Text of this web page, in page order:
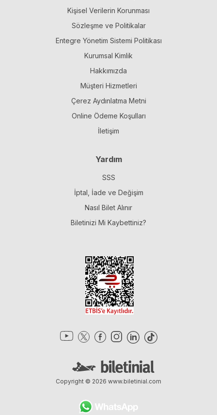
Kişisel Verilerin Korunması
Sözleşme ve Politikalar
Entegre Yönetim Sistemi Politikası
Kurumsal Kimlik
Hakkımızda
Müşteri Hizmetleri
Çerez Aydınlatma Metni
Online Ödeme Koşulları
İletişim
Yardım
SSS
İptal, İade ve Değişim
Nasıl Bilet Alınır
Biletinizi Mi Kaybettiniz?
Copyright © 2026 www.biletinial.com